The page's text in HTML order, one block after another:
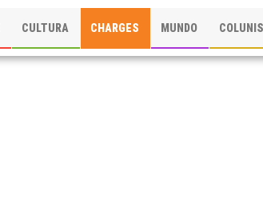
CULTURA CHARGES MUNDO